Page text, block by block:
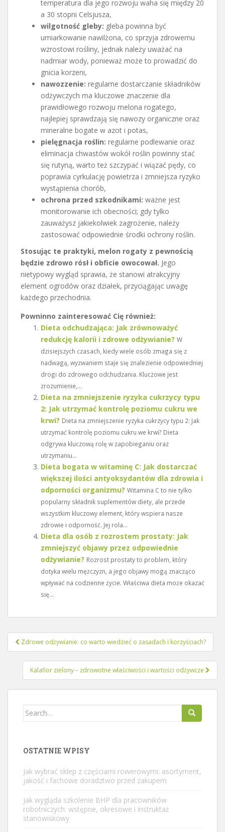
temperatura dla jego rozwoju waha się między 20
a 30 stopni Celsjusza,
wilgotność gleby: gleba powinna być
umiarkowanie nawilżona, co sprzyja zdrowemu
wzrostowi rośliny, jednak należy uważać na
nadmiar wody, ponieważ może to prowadzić do
gnicia korzeni,
nawozzenie: regularne dostarczanie składników
odżywczych ma kluczowe znaczenie dla
prawidłowego rozwoju melona rogatego,
najlepiej sprawdzają się nawozy organiczne oraz
mineralne bogate w azot i potas,
pielęgnacja roślin: regularne podlewanie oraz
eliminacja chwastów wokół roślin powinny stać
się rutyną, warto też szczypać i wiązać pędy, co
poprawia cyrkulację powietrza i zmniejsza ryzyko
wystąpienia chorób,
ochrona przed szkodnikami: ważne jest
monitorowanie ich obecności; gdy tylko
zauważysz jakiekolwiek zagrożenie, należy
zastosować odpowiednie środki ochrony roślin.
Stosując te praktyki, melon rogaty z pewnością
będzie zdrowo rósł i obficie owocował. Jego
nietypowy wygląd sprawia, że stanowi atrakcyjny
element ogrodów oraz działek, przyciągając uwagę
każdego przechodnia.
Powninno zainteresować Cię również:
Dieta odchudzająca: Jak zrównoważyć
redukcję kalorii i zdrowe odżywianie? W
dzisiejszych czasach, kiedy wiele osób zmaga się z
nadwagą, wyzwaniem staje się znalezienie odpowiedniej
drogi do zdrowego odchudzania. Kluczowe jest
zrozumienie,...
Dieta na zmniejszenie ryzyka cukrzycy typu
2: Jak utrzymać kontrolę poziomu cukru we
krwi? Dieta na zmniejszenie ryzyka cukrzycy typu 2: Jak
utrzymać kontrolę poziomu cukru we krwi? Dieta
odgrywa kluczową rolę w zapobieganiu oraz
utrzymaniu...
Dieta bogata w witaminę C: Jak dostarczać
większej ilości antyoksydantów dla zdrowia i
odporności organizmu? Witamina C to nie tylko
popularny składnik suplementów diety, ale przede
wszystkim kluczowy element, który wspiera nasze
zdrowie i odporność. Jej rola...
Dieta dla osób z rozrostem prostaty: Jak
zmniejszyć objawy przez odpowiednie
odżywianie? Rozrost prostaty to problem, który
dotyka wielu mężczyzn, a jego objawy mogą znacząco
wpływać na codzienne życie. Właściwa dieta może okazać
się...
Nawigacja
wpisu
Zdrowe odżywianie: co warto wiedzieć o zasadach i korzyściach?
Kalafior zielony – zdrowotne właściwości i wartości odżywcze
Search
OSTATNIE WPISY
Jak wybrać sklep z częściami rowerowymi: asortyment,
jakość i fachowe doradztwo przed zakupem
Jak wygląda szkolenie BHP dla pracowników
robotniczych: wstępne, okresowe i instruktaż
stanowiskowy